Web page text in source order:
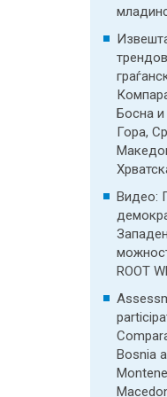
Босна
Гора,
Видео:
ROOT
Bosnia